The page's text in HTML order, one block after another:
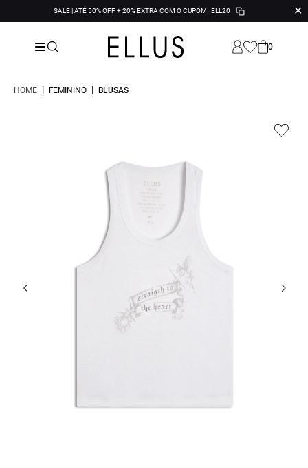
SALE | ATÉ 50% OFF + 20% EXTRA COM O CUPOM ELL20 ✕
0
HOME | FEMININO | BLUSAS